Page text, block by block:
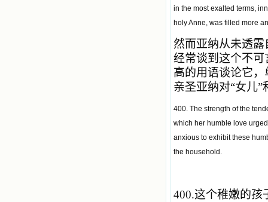
in the most exalted terms,
holy Anne, was filled more
然而亚纳从未透
经常谈到这个不
高的用语谈论它
亲圣亚纳对“女儿
400. The strength of the
which her humble love
anxious to exhibit these
the household.
400.这个稚嫩的孩